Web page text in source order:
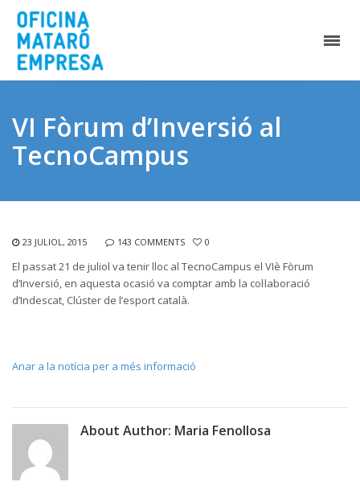
VI Fòrum d’Inversió al
TecnoCampus
23 JULIOL, 2015 143 COMMENTS 0
El passat 21 de juliol va tenir lloc al TecnoCampus el VIè Fòrum
d’Inversió, en aquesta ocasió va comptar amb la col·laboració
d’Indescat, Clúster de l’esport català.
Anar a la notícia per a més informació
About Author: Maria Fenollosa